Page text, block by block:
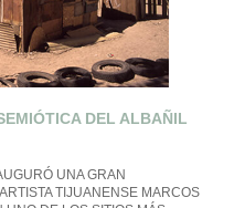
DEL ALBAÑIL
UNA GRAN
TIJUANENSE MARCOS